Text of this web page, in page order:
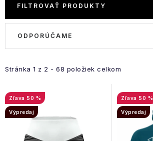
FILTROVAŤ PRODUKTY
i
p
r
Stránka 1 z 2 - 68 položiek celkom
e
i
e
ODPORÚČAME
50 %
Výpredaj
50 %
Výpredaj